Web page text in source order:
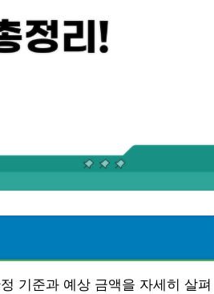
기준과 예상 금액을 자세히 살펴